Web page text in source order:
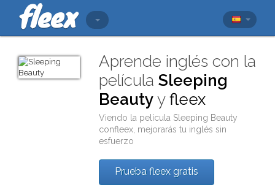
Aprende inglés con la
películaSleeping
Beauty yfleex
Viendo la película Sleeping Beauty
confleex , mejorarás tu inglés sin
esfuerzo
Prueba fleex gratis